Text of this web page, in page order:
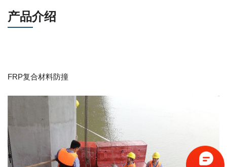
产品介绍
FRP复合材料防撞